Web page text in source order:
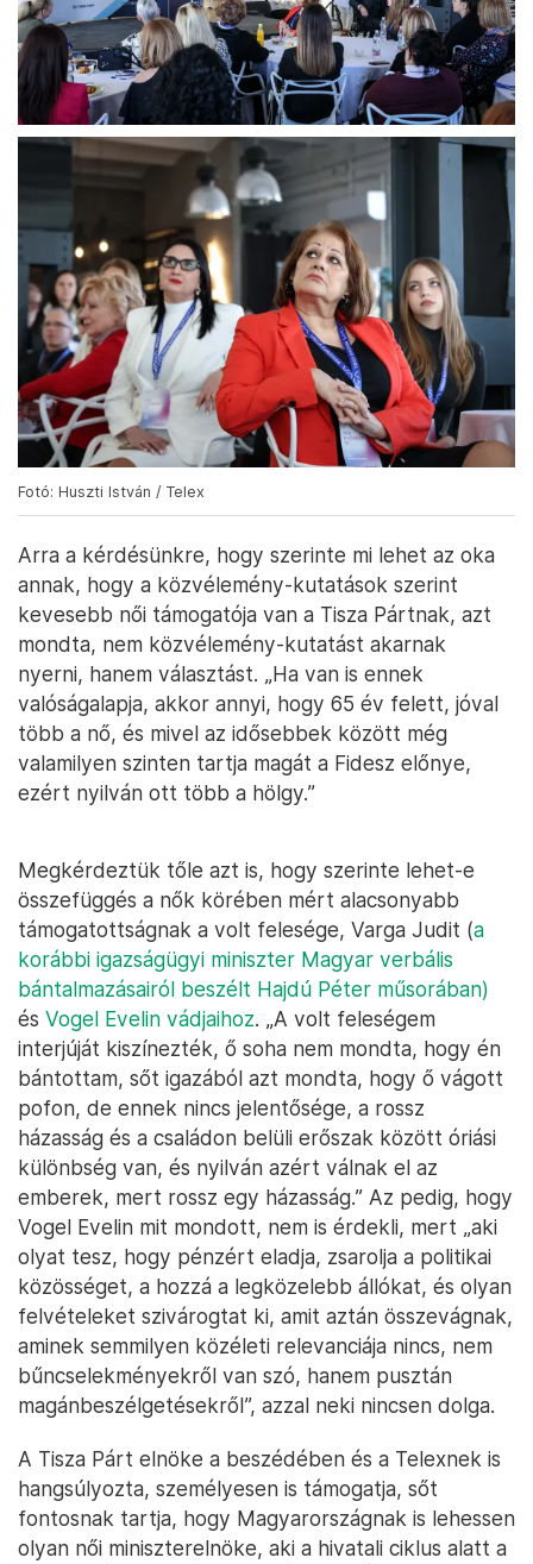
Fotó: Huszti István / Telex
Arra a kérdésünkre, hogy szerinte mi lehet az oka
annak, hogy a közvélemény-kutatások szerint
kevesebb női támogatója van a Tisza Pártnak, azt
mondta, nem közvélemény-kutatást akarnak
nyerni, hanem választást. „Ha van is ennek
valóságalapja, akkor annyi, hogy 65 év felett, jóval
több a nő, és mivel az idősebbek között még
valamilyen szinten tartja magát a Fidesz előnye,
ezért nyilván ott több a hölgy.”
Megkérdeztük tőle azt is, hogy szerinte lehet-e
összefüggés a nők körében mért alacsonyabb
támogatottságnak a volt felesége, Varga Judit (a
korábbi igazságügyi miniszter Magyar verbális
bántalmazásairól beszélt Hajdú Péter műsorában)
és Vogel Evelin vádjaihoz. „A volt feleségem
interjúját kiszínezték, ő soha nem mondta, hogy én
bántottam, sőt igazából azt mondta, hogy ő vágott
pofon, de ennek nincs jelentősége, a rossz
házasság és a családon belüli erőszak között óriási
különbség van, és nyilván azért válnak el az
emberek, mert rossz egy házasság.” Az pedig, hogy
Vogel Evelin mit mondott, nem is érdekli, mert „aki
olyat tesz, hogy pénzért eladja, zsarolja a politikai
közösséget, a hozzá a legközelebb állókat, és olyan
felvételeket szivárogtat ki, amit aztán összevágnak,
aminek semmilyen közéleti relevanciája nincs, nem
bűncselekményekről van szó, hanem pusztán
magánbeszélgetésekről”, azzal neki nincsen dolga.
A Tisza Párt elnöke a beszédében és a Telexnek is
hangsúlyozta, személyesen is támogatja, sőt
fontosnak tartja, hogy Magyarországnak is lehessen
olyan női miniszterelnöke, aki a hivatali ciklus alatt a